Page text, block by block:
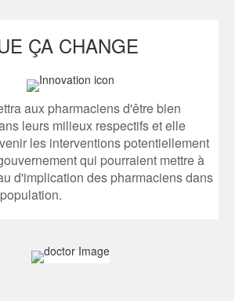
ÇA CHANGE
aux pharmaciens d'être bien
leurs milieux respectifs et elle
les interventions potentiellement
qui pourraient mettre à
d'implication des pharmaciens dans